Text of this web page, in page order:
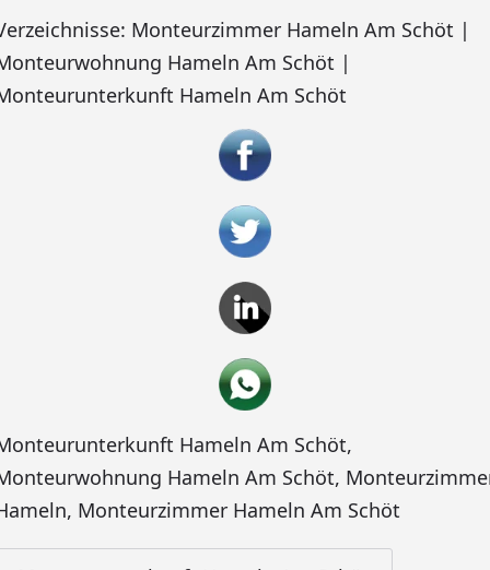
Monteurzimmer Hameln Am Schöt |
Hameln Am Schöt |
Hameln Am Schöt
Hameln Am Schöt,
Hameln Am Schöt,
, Monteurzimmer Hameln Am Schöt